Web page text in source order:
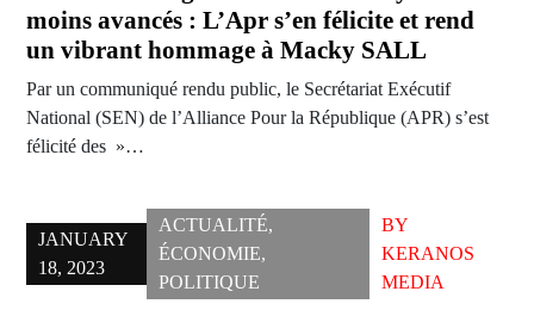
moins avancés : L’Apr s’en félicite et rend
un vibrant hommage à Macky SALL
Par un communiqué rendu public, le Secrétariat Exécutif
National (SEN) de l’Alliance Pour la République (APR) s’est
félicité des »…
JANUARY
18, 2023
ACTUALITÉ,
ÉCONOMIE,
POLITIQUE
BY
KERANOS
MEDIA